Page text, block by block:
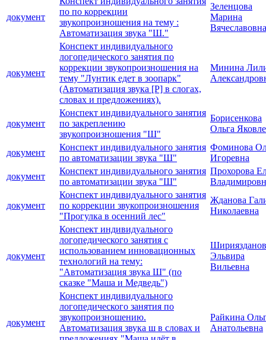
документ
по по коррекции
звукопроизношения на тему :
Автоматизация звука "Ш."
Зеленцова
Марина
Вячеславовна
документ
Конспект индивидуального
логопедического занятия по
коррекции звукопроизношения на
тему "Лунтик едет в зоопарк"
(Автоматизация звука [Р] в слогах,
словах и предложениях).
Минина
документ
Конспект индивидуального занятия
по закреплению
звукопроизношения "Ш"
Борисенкова
Ольга
документ
Конспект индивидуального занятия
по автоматизации звука "Ш"
Фоминова
Игоревна
документ
Конспект индивидуального занятия
по автоматизации звука "Ш"
Прохорова
документ
Конспект индивидуального занятия
по коррекции звукопроизношения
"Прогулка в осенний лес"
Жданова
Николаевна
документ
Конспект индивидуального
логопедического занятия с
использованием инновационных
технологий на тему:
"Автоматизация звука Ш" (по
сказке "Маша и Медведь")
Эльвира
Вильевна
документ
Конспект индивидуального
логопедического занятия по
звукопроизношению.
Автоматизация звука ш в словах и
Райкина
Анатольевна